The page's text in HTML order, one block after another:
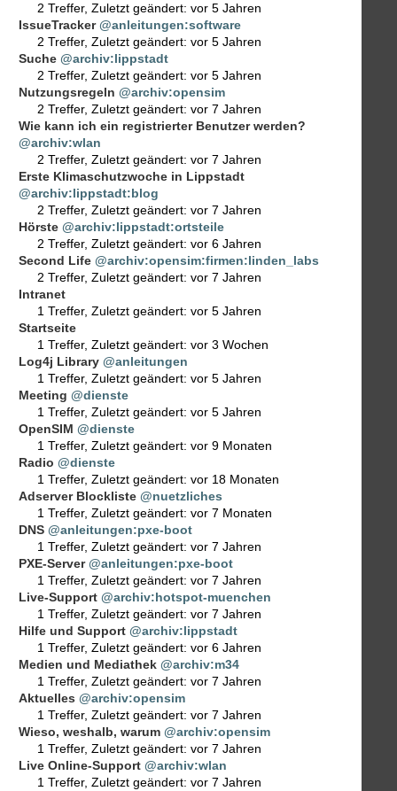
2 Treffer, Zuletzt geändert: vor 5 Jahren
IssueTracker @anleitungen:software
2 Treffer, Zuletzt geändert: vor 5 Jahren
Suche @archiv:lippstadt
2 Treffer, Zuletzt geändert: vor 5 Jahren
Nutzungsregeln @archiv:opensim
2 Treffer, Zuletzt geändert: vor 7 Jahren
Wie kann ich ein registrierter Benutzer werden?
@archiv:wlan
2 Treffer, Zuletzt geändert: vor 7 Jahren
Erste Klimaschutzwoche in Lippstadt
@archiv:lippstadt:blog
2 Treffer, Zuletzt geändert: vor 7 Jahren
Hörste @archiv:lippstadt:ortsteile
2 Treffer, Zuletzt geändert: vor 6 Jahren
Second Life @archiv:opensim:firmen:linden_labs
2 Treffer, Zuletzt geändert: vor 7 Jahren
Intranet
1 Treffer, Zuletzt geändert: vor 5 Jahren
Startseite
1 Treffer, Zuletzt geändert: vor 3 Wochen
Log4j Library @anleitungen
1 Treffer, Zuletzt geändert: vor 5 Jahren
Meeting @dienste
1 Treffer, Zuletzt geändert: vor 5 Jahren
OpenSIM @dienste
1 Treffer, Zuletzt geändert: vor 9 Monaten
Radio @dienste
1 Treffer, Zuletzt geändert: vor 18 Monaten
Adserver Blockliste @nuetzliches
1 Treffer, Zuletzt geändert: vor 7 Monaten
DNS @anleitungen:pxe-boot
1 Treffer, Zuletzt geändert: vor 7 Jahren
PXE-Server @anleitungen:pxe-boot
1 Treffer, Zuletzt geändert: vor 7 Jahren
Live-Support @archiv:hotspot-muenchen
1 Treffer, Zuletzt geändert: vor 7 Jahren
Hilfe und Support @archiv:lippstadt
1 Treffer, Zuletzt geändert: vor 6 Jahren
Medien und Mediathek @archiv:m34
1 Treffer, Zuletzt geändert: vor 7 Jahren
Aktuelles @archiv:opensim
1 Treffer, Zuletzt geändert: vor 7 Jahren
Wieso, weshalb, warum @archiv:opensim
1 Treffer, Zuletzt geändert: vor 7 Jahren
Live Online-Support @archiv:wlan
1 Treffer, Zuletzt geändert: vor 7 Jahren